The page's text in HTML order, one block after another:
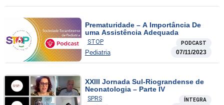
Prematuridade – A Importância De
uma Assistência Adequada
STOP PODCAST
Pediatria 07/11/2023
XXIII Jornada Sul-Riograndense de
Neonatologia – Parte IV
SPRS ÍNTEGRA